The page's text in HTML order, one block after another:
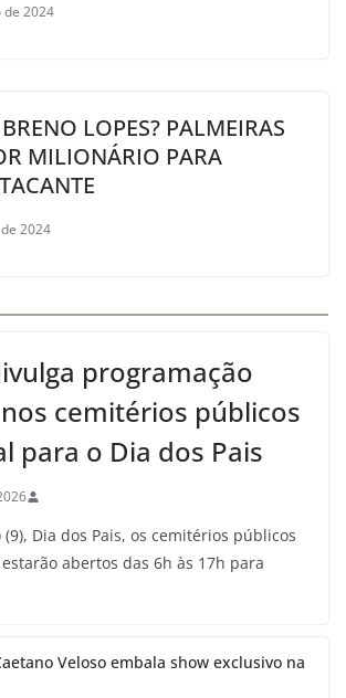
de 2024
LOPES? PALMEIRAS
MILIONÁRIO PARA
2024
programação
cemitérios públicos
para o Dia dos Pais
Dia dos Pais, os cemitérios públicos
estarão abertos das 6h às 17h para
Veloso embala show exclusivo na